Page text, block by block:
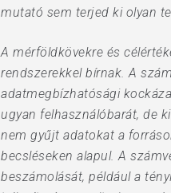
mutató sem terjed ki olyan
A mérföldkövekre és
rendszerekkel bírnak. A
adatmegbízhatósági
ugyan felhasználóbarát, de
nem gyűjt adatokat a
becsléseken alapul. A
beszámolását, például a